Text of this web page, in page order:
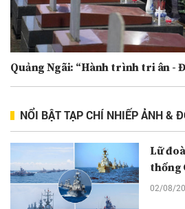
Quảng Ngãi: “Hành trình tri ân -
NỔI BẬT TẠP CHÍ NHIẾP ẢNH &
Lữ
thống
02/08/